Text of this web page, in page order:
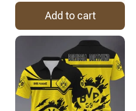
Add to cart